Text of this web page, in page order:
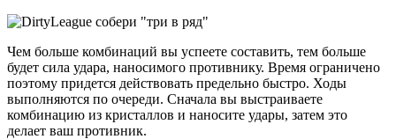
Чем больше комбинаций вы успеете составить, тем больше
будет сила удара, наносимого противнику. Время ограничено
поэтому придется действовать предельно быстро. Ходы
выполняются по очереди. Сначала вы выстраиваете
комбинацию из кристаллов и наносите удары, затем это
делает ваш противник.